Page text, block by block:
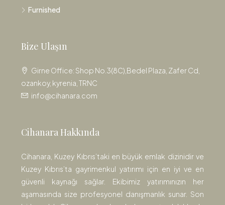
Furnished
Bize Ulaşın
Girne Office: Shop No.3(8C),Bedel Plaza, Zafer Cd,
ozankoy, kyrenia, TRNC
info@cihanara.com
Cihanara Hakkında
Cihanara, Kuzey Kıbrıs’taki en büyük emlak dizinidir ve
Kuzey Kıbrıs’ta gayrimenkul yatırımı için en iyi ve en
güvenli kaynağı sağlar. Ekibimiz yatırımınızın her
aşamasında size profesyonel danışmanlık sunar. Son